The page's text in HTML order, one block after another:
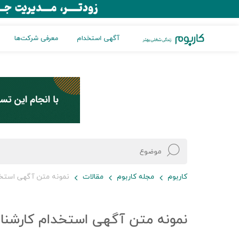
آگهی استخدام معرفی شرکت‌ها
کاربوم مجله کاربوم مقالات نمونه متن آگهی
نمونه متن آگهی استخدام